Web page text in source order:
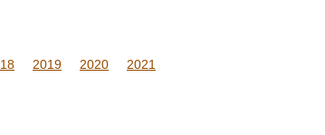
2019 2020
2021